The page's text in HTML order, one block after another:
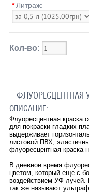
* Литраж:
Кол-во:
ФЛУОРЕСЦЕНТНАЯ
ОПИСАНИЕ:
Флуоресцентная краска
для покраски гладких
выдерживает
листовой ПВХ,
флуоресцентная краска
В дневное время
цветом, который еще с
воздействием УФ лучей.
так же называют